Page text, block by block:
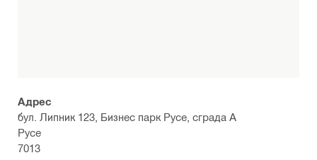
Адрес
бул. Липник 123, Бизнес парк Русе, сграда А
Русе
7013